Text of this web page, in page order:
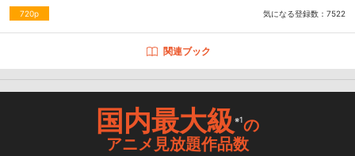
720p 気になる登録数： 7522
関連ブック
国内最大級※1の
アニメ見放題作品数